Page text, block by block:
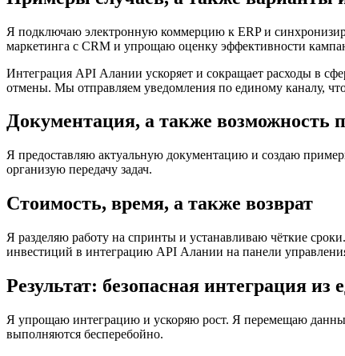
Я подключаю электронную коммерцию к ERP и
маркетинга с CRM и упрощаю оценку эффективности
Интеграция API Алании ускоряет и сокращает расходы в
отмены. Мы отправляем уведомления по единому каналу,
Документация, а также возможность
Я предоставляю актуальную документацию и создаю
организую передачу задач.
Стоимость, время, а также возврат
Я разделяю работу на спринты и устанавливаю чёткие
инвестиций в интеграцию API Алании на панели
Результат: безопасная интеграция из
Я упрощаю интеграцию и ускоряю рост. Я перемещаю
выполняются бесперебойно.